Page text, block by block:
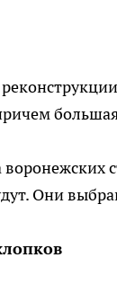
Они